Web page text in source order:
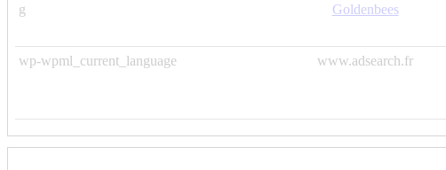
g Goldenbees
wp-wpml_current_language www.adsearch.fr